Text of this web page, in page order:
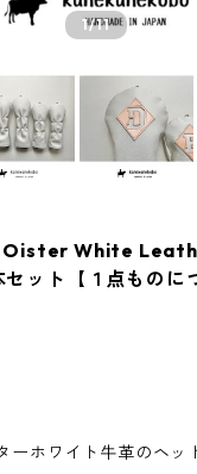
1/11
Oister White
ット【１点ものに
ーホワイト牛革のヘッ